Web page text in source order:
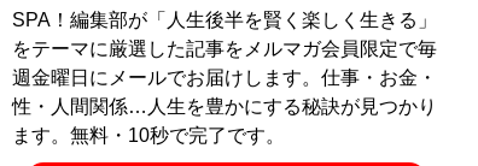
記事一覧へ
SPA！編集部が「人生後半を賢く楽しく生きる」
をテーマに厳選した記事をメルマガ会員限定で毎
週金曜日にメールでお届けします。仕事・お金・
性・人間関係…人生を豊かにする秘訣が見つかり
ます。無料・10秒で完了です。